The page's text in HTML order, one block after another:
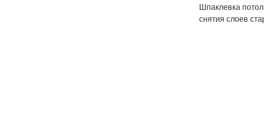
Шпаклевка
снятия слоев